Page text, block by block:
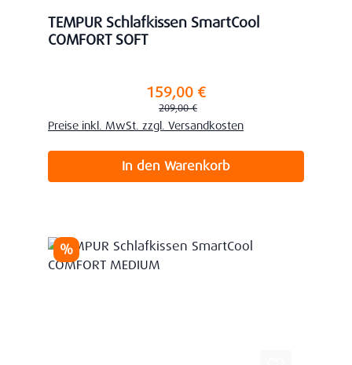
TEMPUR Schlafkissen SmartCool
COMFORT SOFT
159,00 €
Regulärer Preis:
209,00 €
Preise inkl. MwSt. zzgl. Versandkosten
In den Warenkorb
Rabatt
%